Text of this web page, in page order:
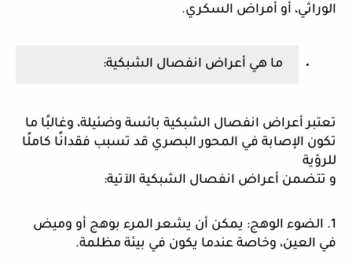
الوراثي، أو أمراض السكري.
ما هي أعراض انفصال الشبكية:
تعتبر أعراض انفصال الشبكية بائسة وضئيلة، وغالبًا ما
تكون الإصابة في المحور البصري قد تسبب فقدانًا كاملًا
للرؤية
و تتضمن أعراض انفصال الشبكية الآتية:
1. الضوء الوهج: يمكن أن يشعر المرء بوهج أو وميض
في العين، وخاصة عندما يكون في بيئة مظلمة.